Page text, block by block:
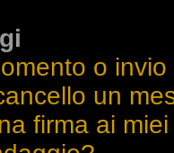
o
un
firma ai